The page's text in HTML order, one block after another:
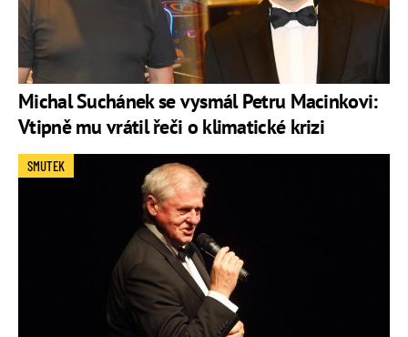
Michal Suchánek se vysmál Petru Macinkovi:
Vtipně mu vrátil řeči o klimatické krizi
SMUTEK